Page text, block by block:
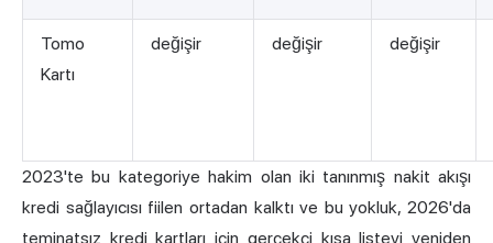
Tomo
Kartı
değişir değişir değişir
2023'te bu kategoriye hakim olan iki tanınmış nakit akışı
kredi sağlayıcısı fiilen ortadan kalktı ve bu yokluk, 2026'da
teminatsız kredi kartları için gerçekçi kısa listeyi yeniden